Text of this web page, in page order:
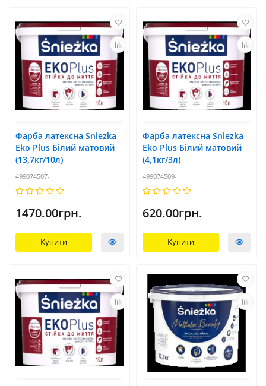
Фарба латексна Sniezka
Eko Plus Білий матовий
(13,7кг/10л)
499074507-
1470.00грн.
Купити
Фарба латексна Sniezka
Eko Plus Білий матовий
(4,1кг/3л)
499074509-
620.00грн.
Купити